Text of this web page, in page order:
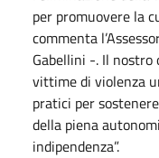
per promuovere la
commenta
Gabellini -. Il
vittime di violenza
pratici per
della piena
indipendenza”.